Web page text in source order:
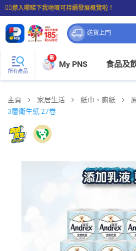
☝🏼㩒入嚟睇下我哋嘅可持續發展概覽啦！
⭐購物滿$399即享免費送貨；滿$100即可免費店
送貨上門
所有產品
新
My PNS 食品及
主頁 家居生活 紙巾、廁紙
3層衛生紙 27卷